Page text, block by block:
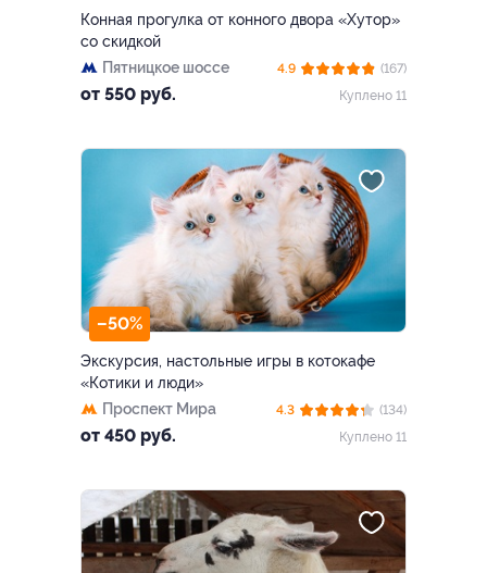
Конная прогулка от конного двора «Хутор»
со скидкой
Пятницкое шоссе
от 550 руб.
4.9
(167)
Куплено 11
–50%
Экскурсия, настольные игры в котокафе
«Котики и люди»
Проспект Мира
от 450 руб.
4.3
(134)
Куплено 11